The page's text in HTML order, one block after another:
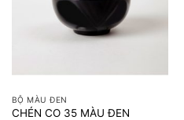
BỘ MÀU ĐEN
CHÉN CO 35 MÀU ĐEN